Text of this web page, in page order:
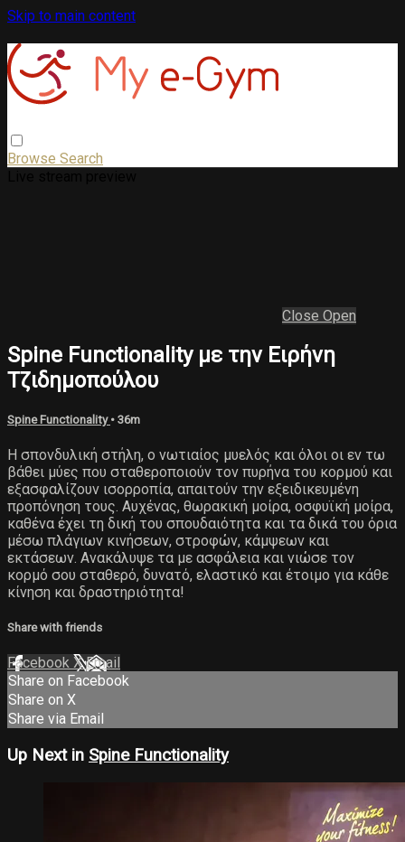
Skip to main content
Browse Search
Close Open
Spine Functionality με την Ειρήνη
Τζιδημοπούλου
Spine Functionality • 36m
Η σπονδυλική στήλη, ο νωτιαίος μυελός και όλοι οι εν τω
βάθει μύες που σταθεροποιούν τον πυρήνα του κορμού και
εξασφαλίζουν ισορροπία, απαιτούν την εξειδικευμένη
προπόνηση τους. Αυχένας, θωρακική μοίρα, οσφυϊκή μοίρα,
καθένα έχει τη δική του σπουδαιότητα και τα δικά του όρια
μέσω πλάγιων κινήσεων, στροφών, κάμψεων και
εκτάσεων. Ανακάλυψε τα με ασφάλεια και νιώσε τον
κορμό σου σταθερό, δυνατό, ελαστικό και έτοιμο για κάθε
κίνηση και δραστηριότητα!
Share with friends
Facebook XEmail
Share on Facebook
Share on X
Share via Email
Up Next in Spine Functionality